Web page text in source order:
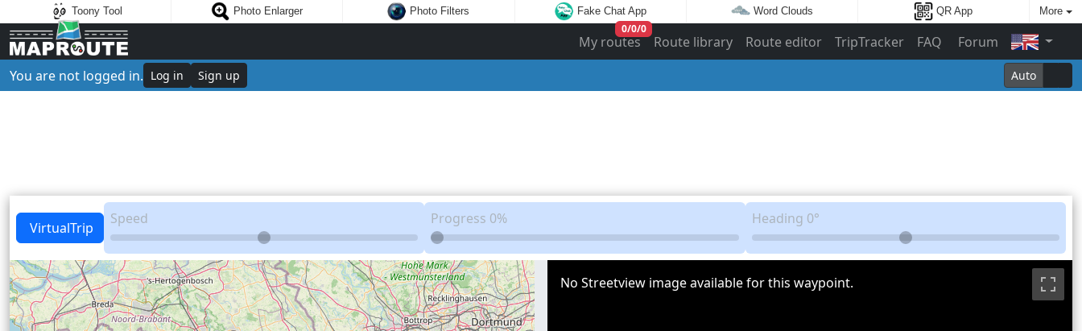
Toony Tool Photo Enlarger Photo Filters Fake Chat App Word Clouds QR App More
My routes
0/0/0
Route library Route editor TripTracker FAQ
Forum
You are not logged in. Log in Sign up Auto
VirtualTrip
Speed Progress 0% Heading 0°
No Streetview image available for this waypoint.